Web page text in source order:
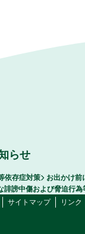
らせ
依存症対策 お出かけ前
誹謗中傷および脅迫行
サイトマップ リンク